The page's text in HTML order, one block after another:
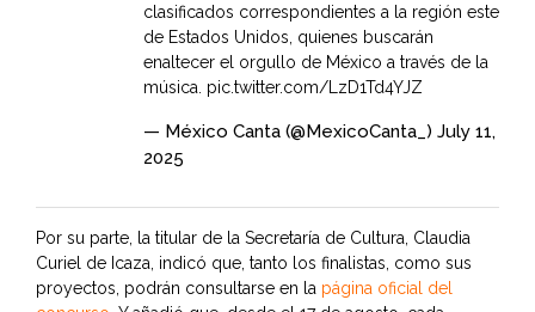
clasificados correspondientes a la región este
de Estados Unidos, quienes buscarán
enaltecer el orgullo de México a través de la
música. pic.twitter.com/LzD1Td4YJZ
— México Canta (@MexicoCanta_) July 11,
2025
Por su parte, la titular de la Secretaría de Cultura, Claudia
Curiel de Icaza, indicó que, tanto los finalistas, como sus
proyectos, podrán consultarse en la página oficial del